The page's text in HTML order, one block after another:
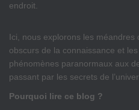
endroit.
Ici, nous explorons les méandres
obscurs de la connaissance et
phénomènes paranormaux aux
passant par les secrets de
Pourquoi lire ce blog ?